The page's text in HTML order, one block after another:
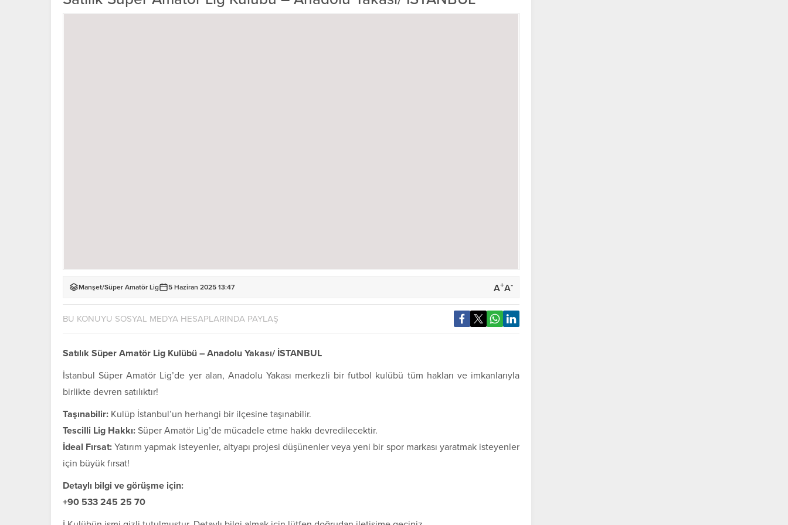
Manşet/Süper Amatör Lig 5 Haziran 2025 13:47 A+A-
BU KONUYU SOSYAL MEDYA HESAPLARINDA PAYLAŞ
Satılık Süper Amatör Lig Kulübü – Anadolu Yakası/ İSTANBUL
İstanbul Süper Amatör Lig’de yer alan, Anadolu Yakası merkezli bir futbol kulübü tüm hakları ve imkanlarıyla
birlikte devren satılıktır!
Taşınabilir: Kulüp İstanbul’un herhangi bir ilçesine taşınabilir.
Tescilli Lig Hakkı: Süper Amatör Lig’de mücadele etme hakkı devredilecektir.
İdeal Fırsat: Yatırım yapmak isteyenler, altyapı projesi düşünenler veya yeni bir spor markası yaratmak isteyenler
için büyük fırsat!
Detaylı bilgi ve görüşme için:
+90 533 245 25 70